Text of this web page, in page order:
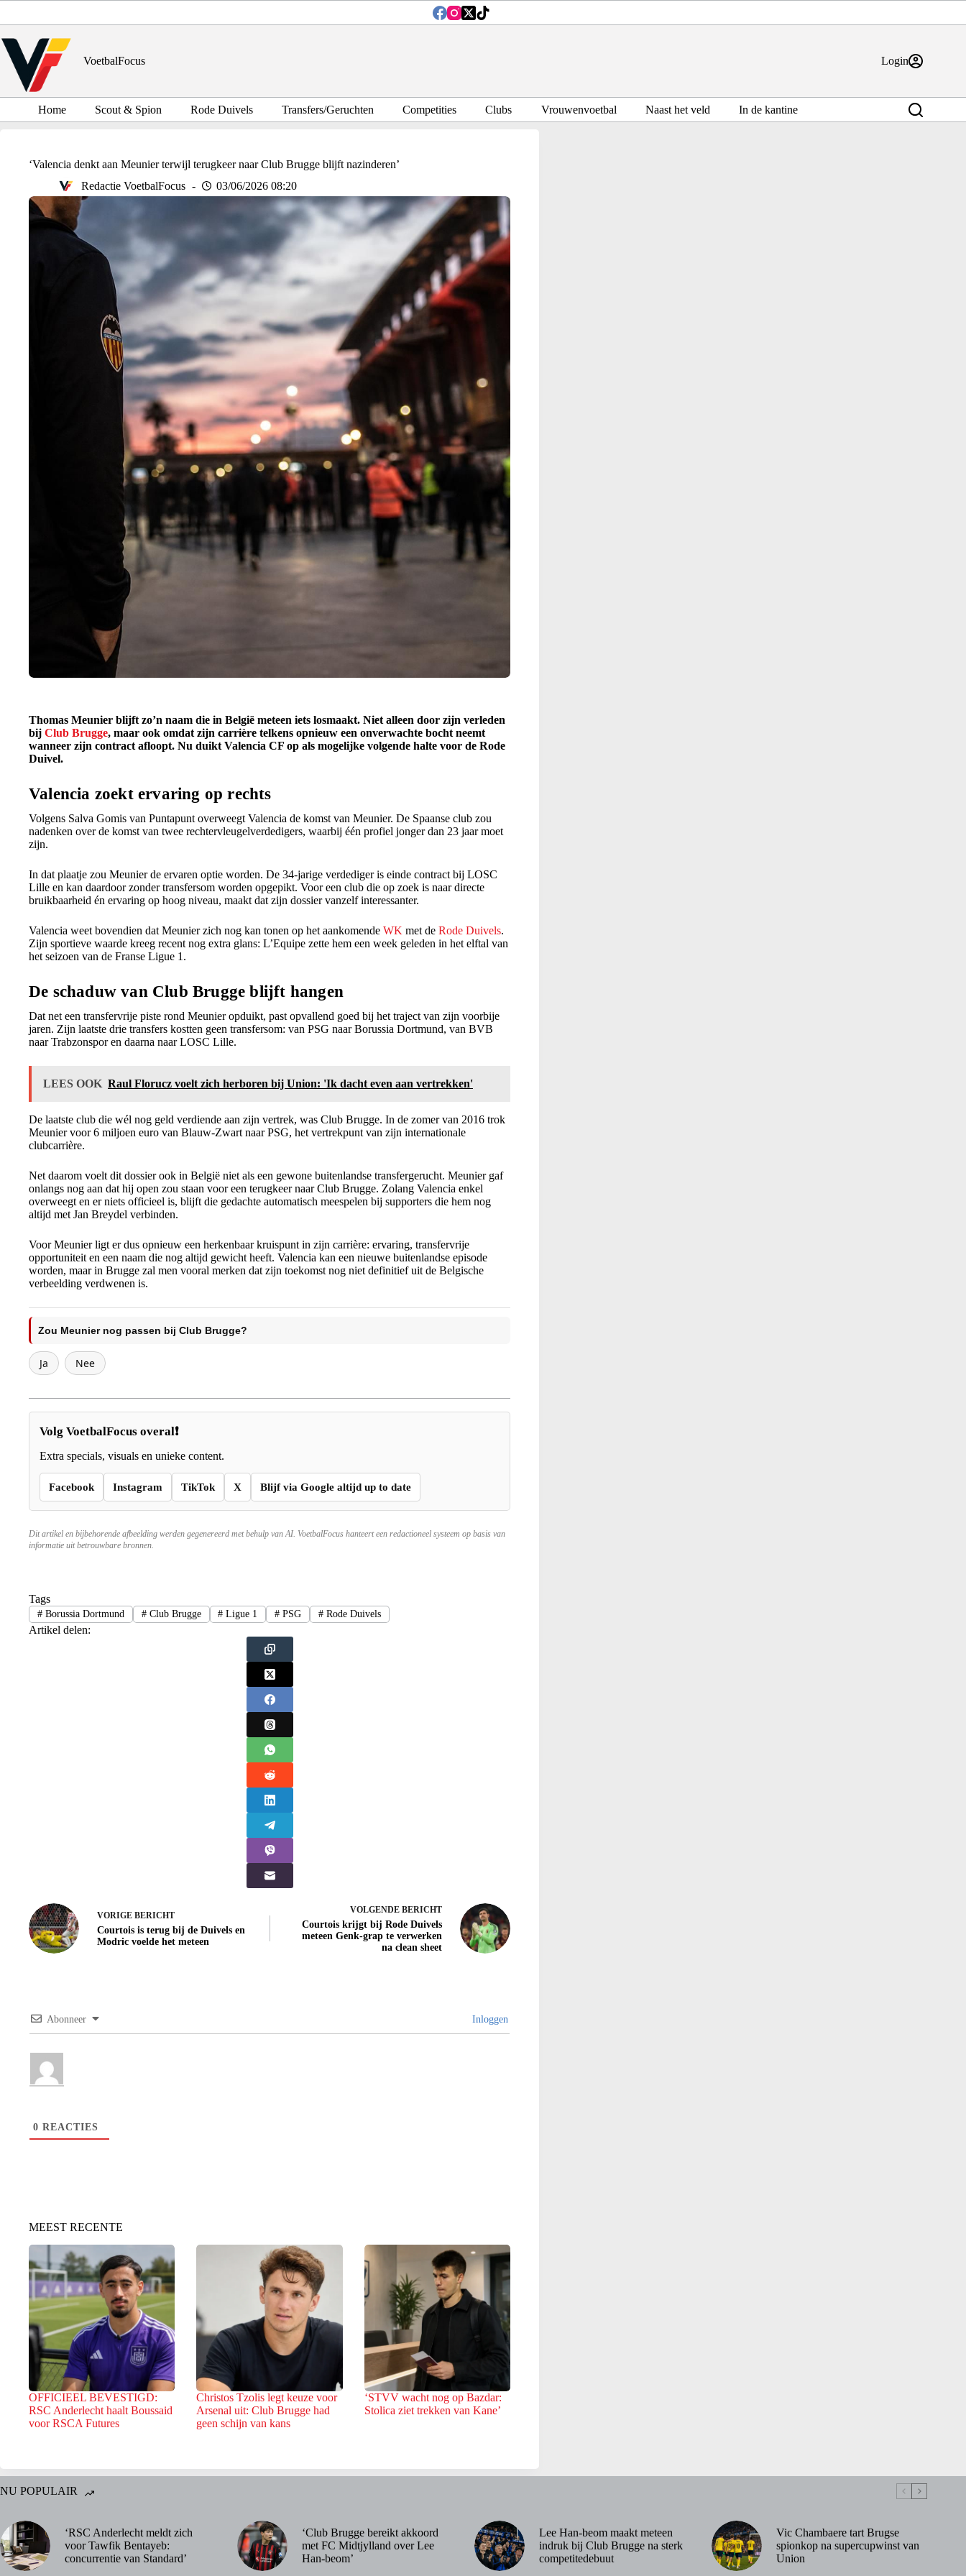
inhoud
VoetbalFocus
Login
Home Scout & Spion Rode Duivels Transfers/Geruchten Competities Clubs Vrouwenvoetbal Naast het veld In de kantine
‘Valencia denkt aan Meunier terwijl terugkeer naar Club Brugge blijft nazinderen’
Redactie VoetbalFocus
03/06/2026 08:20
Thomas Meunier blijft zo’n naam die in België meteen iets losmaakt. Niet alleen door zijn verleden
bij Club Brugge, maar ook omdat zijn carrière telkens opnieuw een onverwachte bocht neemt
wanneer zijn contract afloopt. Nu duikt Valencia CF op als mogelijke volgende halte voor de Rode
Duivel.
Valencia zoekt ervaring op rechts
Volgens Salva Gomis van Puntapunt overweegt Valencia de komst van Meunier. De Spaanse club zou
nadenken over de komst van twee rechtervleugelverdedigers, waarbij één profiel jonger dan 23 jaar moet
zijn.
In dat plaatje zou Meunier de ervaren optie worden. De 34-jarige verdediger is einde contract bij LOSC
Lille en kan daardoor zonder transfersom worden opgepikt. Voor een club die op zoek is naar directe
bruikbaarheid én ervaring op hoog niveau, maakt dat zijn dossier vanzelf interessanter.
Valencia weet bovendien dat Meunier zich nog kan tonen op het aankomende WK met de Rode Duivels.
Zijn sportieve waarde kreeg recent nog extra glans: L’Equipe zette hem een week geleden in het elftal van
het seizoen van de Franse Ligue 1.
De schaduw van Club Brugge blijft hangen
Dat net een transfervrije piste rond Meunier opduikt, past opvallend goed bij het traject van zijn voorbije
jaren. Zijn laatste drie transfers kostten geen transfersom: van PSG naar Borussia Dortmund, van BVB
naar Trabzonspor en daarna naar LOSC Lille.
LEES OOK Raul Florucz voelt zich herboren bij Union: 'Ik dacht even aan vertrekken'
De laatste club die wél nog geld verdiende aan zijn vertrek, was Club Brugge. In de zomer van 2016 trok
Meunier voor 6 miljoen euro van Blauw-Zwart naar PSG, het vertrekpunt van zijn internationale
clubcarrière.
Net daarom voelt dit dossier ook in België niet als een gewone buitenlandse transfergerucht. Meunier gaf
onlangs nog aan dat hij open zou staan voor een terugkeer naar Club Brugge. Zolang Valencia enkel
overweegt en er niets officieel is, blijft die gedachte automatisch meespelen bij supporters die hem nog
altijd met Jan Breydel verbinden.
Voor Meunier ligt er dus opnieuw een herkenbaar kruispunt in zijn carrière: ervaring, transfervrije
opportuniteit en een naam die nog altijd gewicht heeft. Valencia kan een nieuwe buitenlandse episode
worden, maar in Brugge zal men vooral merken dat zijn toekomst nog niet definitief uit de Belgische
verbeelding verdwenen is.
Zou Meunier nog passen bij Club Brugge?
Ja Nee
Volg VoetbalFocus overal❗
Extra specials, visuals en unieke content.
Facebook Instagram TikTok X Blijf via Google altijd up to date
Dit artikel en bijbehorende afbeelding werden gegenereerd met behulp van AI. VoetbalFocus hanteert een redactioneel systeem op basis van
informatie uit betrouwbare bronnen.
Tags
#Borussia Dortmund #Club Brugge # Ligue 1 # PSG # Rode Duivels
Artikel delen:
VORIGE BERICHT
Courtois is terug bij de Duivels en
Modric voelde het meteen
VOLGENDE BERICHT
Courtois krijgt bij Rode Duivels
meteen Genk-grap te verwerken
na clean sheet
Abonneer Inloggen
0 REACTIES
MEEST RECENTE
OFFICIEEL BEVESTIGD:
RSC Anderlecht haalt Boussaid
voor RSCA Futures
Christos Tzolis legt keuze voor
Arsenal uit: Club Brugge had
geen schijn van kans
‘STVV wacht nog op Bazdar:
Stolica ziet trekken van Kane’
NU POPULAIR
‘RSC Anderlecht meldt zich
voor Tawfik Bentayeb:
concurrentie van Standard’
‘Club Brugge bereikt akkoord
met FC Midtjylland over Lee
Han-beom’
Lee Han-beom maakt meteen
indruk bij Club Brugge na sterk
competitedebuut
Vic Chambaere tart Brugse
spionkop na supercupwinst van
Union